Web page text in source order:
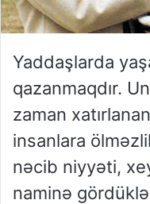
Yaddaşlarda
qazanmaqdır.
zaman
insanlara
nəcib niyyəti,
naminə